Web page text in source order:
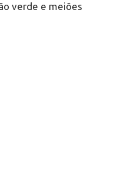
verde e meiões